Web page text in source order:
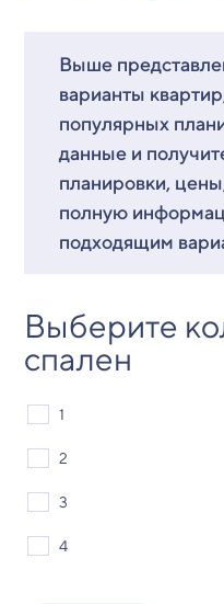
Выше
варианты
популярных
данные и
планировки,
полную
подходящим
Выберите
спален
1
2
3
4